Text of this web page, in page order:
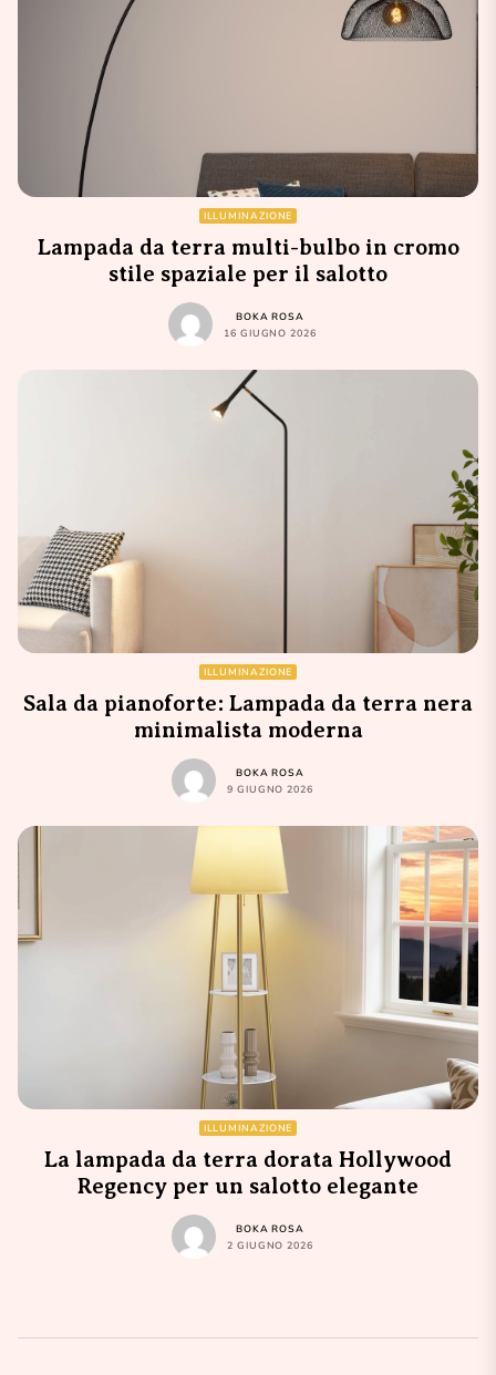
ILLUMINAZIONE
Lampada da terra multi-bulbo in cromo
stile spaziale per il salotto
BOKA ROSA
16 GIUGNO 2026
ILLUMINAZIONE
Sala da pianoforte: Lampada da terra nera
minimalista moderna
BOKA ROSA
9 GIUGNO 2026
ILLUMINAZIONE
La lampada da terra dorata Hollywood
Regency per un salotto elegante
BOKA ROSA
2 GIUGNO 2026